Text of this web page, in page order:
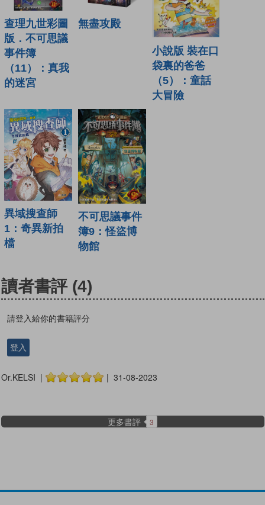
查理九世彩圖
版．不可思議
事件簿
（11）：真我
的迷宮
無盡攻殿
小說版 裝在口
袋裏的爸爸
（5）：童話
大冒險
異域搜查師
1：奇異新拍
檔
不可思議事件
簿9：怪盜博
物館
讀者書評 (4)
請登入給你的書籍評分
登入
Or.KELSI | | 31-08-2023
更多書評 3